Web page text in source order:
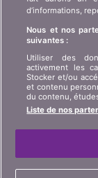
Presse
LANGUE
FR IT
d’informations,
Nous et nos
suivantes :
Utiliser des
activement les
Stocker et/ou
et contenu
du contenu,
Liste de nos